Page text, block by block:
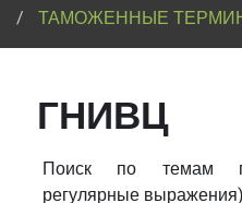
ТАМОЖЕННЫЕ
ГНИВЦ
Поиск по темам
регулярные выражения)